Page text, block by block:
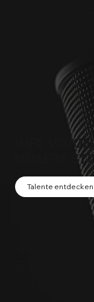
IHRE VISION.
UNSERE
Talente entdecken
Unser Projekt ist
verbindet und
Gesichter und Ideen,